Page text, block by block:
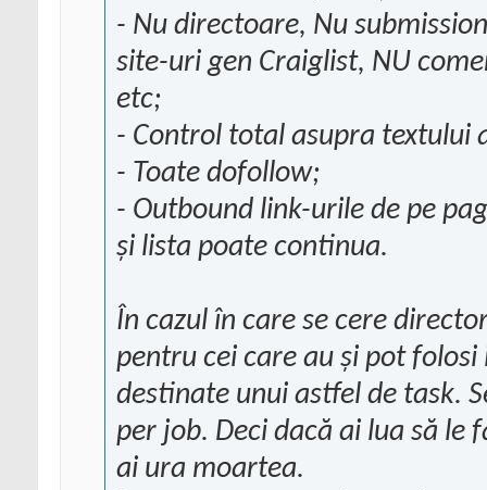
- Nu directoare, Nu submission
site-uri gen Craiglist, NU
etc;
- Control total asupra textului
- Toate dofollow;
- Outbound link-urile de pe
și lista poate continua.
În cazul în care se cere
pentru cei care au și pot
destinate unui astfel de task.
per job. Deci dacă ai lua să
ai ura moartea.